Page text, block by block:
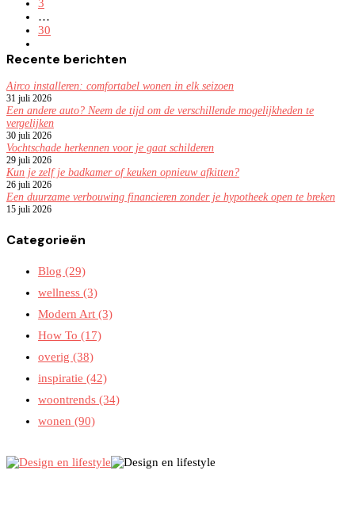
3
…
30
Recente berichten
Airco installeren: comfortabel wonen in elk seizoen
31 juli 2026
Een andere auto? Neem de tijd om de verschillende mogelijkheden te
vergelijken
30 juli 2026
Vochtschade herkennen voor je gaat schilderen
29 juli 2026
Kun je zelf je badkamer of keuken opnieuw afkitten?
26 juli 2026
Een duurzame verbouwing financieren zonder je hypotheek open te breken
15 juli 2026
Categorieën
Blog (29)
wellness (3)
Modern Art (3)
How To (17)
overig (38)
inspiratie (42)
woontrends (34)
wonen (90)